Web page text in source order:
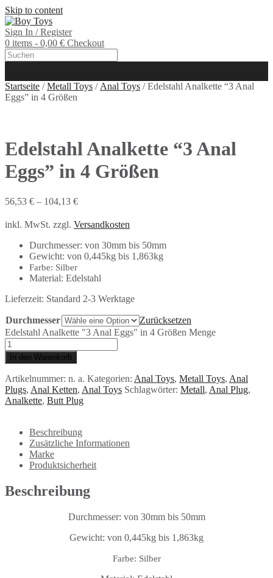
Skip to content
Sign In / Register
0 items - 0,00 € Checkout
Startseite /Metall Toys / Anal Toys / Edelstahl Analkette “3 Anal
Eggs” in 4 Größen
Edelstahl Analkette “3 Anal
Eggs” in 4 Größen
56,53 € – 104,13 €
inkl. MwSt. zzgl. Versandkosten
Durchmesser: von 30mm bis 50mm
Gewicht: von 0,445kg bis 1,863kg
Farbe: Silber
Material: Edelstahl
Lieferzeit: Standard 2-3 Werktage
Durchmesser
Zurücksetzen
Edelstahl Analkette "3 Anal Eggs" in 4 Größen Menge
In den Warenkorb
Artikelnummer: n. a. Kategorien: Anal Toys, Metall Toys, Anal
Plugs, Anal Ketten, Anal Toys Schlagwörter: Metall, Anal Plug,
Analkette, Butt Plug
Beschreibung
Zusätzliche Informationen
Marke
Produktsicherheit
Beschreibung
Durchmesser: von 30mm bis 50mm
Gewicht: von 0,445kg bis 1,863kg
Farbe: Silber